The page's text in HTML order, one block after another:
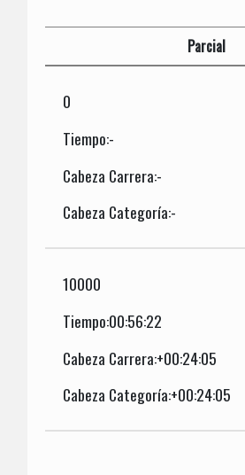
Parcial
0
Tiempo:-
Cabeza Carrera:-
Cabeza Categoría:-
10000
Tiempo:00:56:22
Cabeza Carrera:+00:24:05
Cabeza Categoría:+00:24:05